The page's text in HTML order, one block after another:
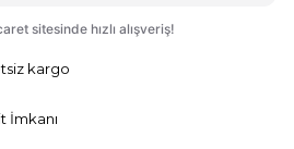
kargo
İmkanı